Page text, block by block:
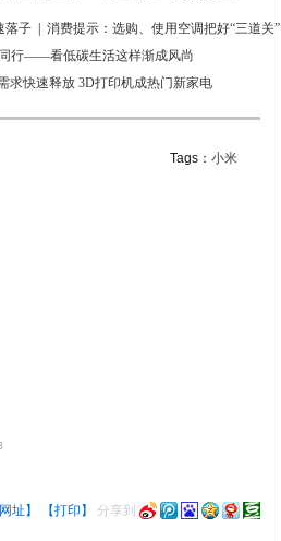
落子
消费提示：选购、使用空调把好“三道关”
行——看低碳生活这样渐成风尚
求快速释放 3D打印机成热门新家电
Tags： 小米
址】 【打印】 分享到